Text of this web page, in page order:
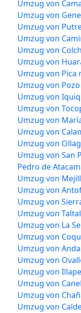
Umzug von
Umzug von
Umzug von
Umzug von
Umzug von
Umzug von
Umzug von Pica
Umzug von
Umzug von
Umzug von
Umzug von
Umzug von
Umzug von
Umzug von San
Pedro de
Umzug von
Umzug von
Umzug von
Umzug von
Umzug von La
Umzug von
Umzug von
Umzug von
Umzug von
Umzug von
Umzug von
Umzug von